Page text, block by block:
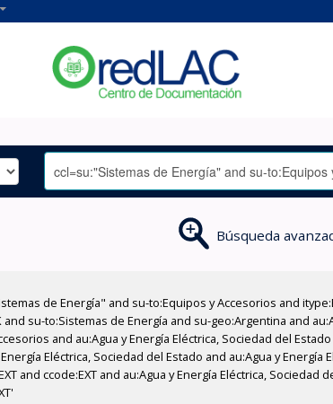
Búsqueda
de Energía" and su-to:Equipos y Accesorios and
su-to:Sistemas de Energía and su-geo:Argentina and
and au:Agua y Energía Eléctrica, Sociedad del
Eléctrica, Sociedad del Estado and au:Agua y
and ccode:EXT and au:Agua y Energía Eléctrica,